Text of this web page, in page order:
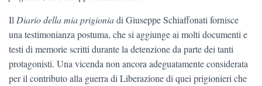
Il Diario della mia prigioniadi Giuseppe Schiaffonati fornisce
una testimonianza postuma, che si aggiunge ai molti documenti e
testi di memorie scritti durante la detenzione da parte dei tanti
protagonisti. Una vicenda non ancora adeguatamente considerata
per il contributo alla guerra di Liberazione di quei prigionieri che